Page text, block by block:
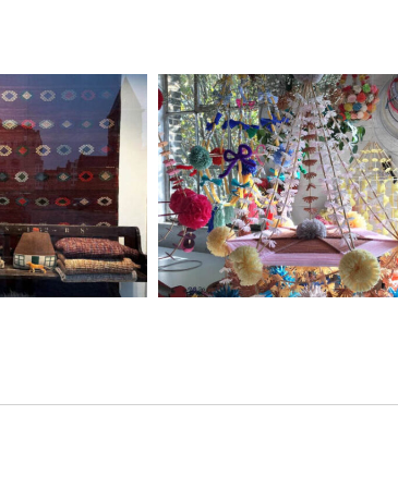
młode
vintage
Atlantyda czyli
polska sztuka